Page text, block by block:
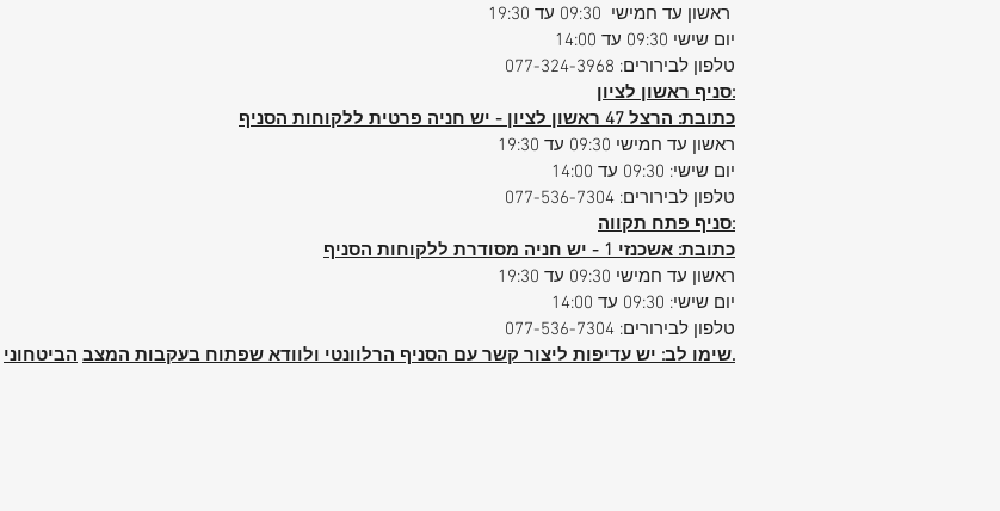
יום שישי 09:30 עד 14:00
טלפון לבירורים: 077-324-3968
סניף ראשון לציון:
כתובת: הרצל 47 ראשון לציון - יש חניה פרטית ללקוחות הסניף
ראשון עד חמישי 09:30 עד 19:30
יום שישי: 09:30 עד 14:00
טלפון לבירורים: 077-536-7304
סניף פתח תקווה:
כתובת: אשכנזי 1 - יש חניה מסודרת ללקוחות הסניף
ראשון עד חמישי 09:30 עד 19:30
יום שישי: 09:30 עד 14:00
טלפון לבירורים: 077-536-7304
שימו לב: יש עדיפות ליצור קשר עם הסניף הרלוונטי ולוודא שפתוח בעקבות המצבהביטחוני.